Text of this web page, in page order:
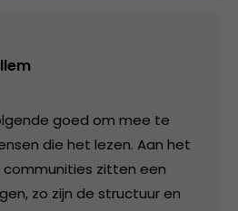
goed om mee te
die het lezen. Aan het
communities zitten een
zo zijn de structuur en